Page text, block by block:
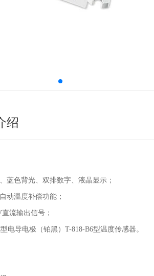
绍
蓝色背光、双排数字、液晶显示；
动温度补偿功能；
流输出信号；
电导电极（铂黑）T-818-B6型温度传感器。